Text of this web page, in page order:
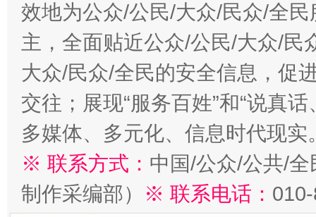
效地为公众/公民/大众/民众/全
主，全面贴近公众/公民/大众/民
大众/民众/全民的安全信息，促
交往；展现“服务百姓”和“说真
多媒体、多元化、信息时代现实
※ 联系方式： 中国/公众/公共/
制作采编部）
※ 联系电话：